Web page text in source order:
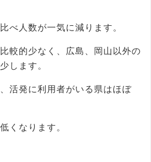
べ人数が一気に減ります。
較的少なく、広島、岡山以外の
します。
活発に利用者がいる県はほぼ
くなります。